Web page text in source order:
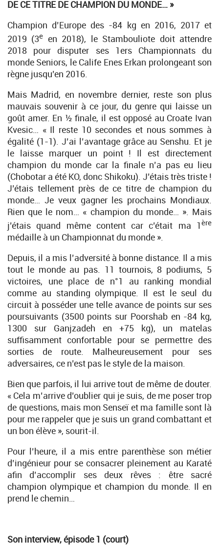
DE CE TITRE DE CHAMPION DU MONDE… »
Champion d’Europe des -84 kg en 2016, 2017 et
2019 (3e en 2018), le Stambouliote doit attendre
2018 pour disputer ses 1ers Championnats du
monde Seniors, le Calife Enes Erkan prolongeant son
règne jusqu’en 2016.
Mais Madrid, en novembre dernier, reste son plus
mauvais souvenir à ce jour, du genre qui laisse un
goût amer. En ½ finale, il est opposé au Croate Ivan
Kvesic… « Il reste 10 secondes et nous sommes à
égalité (1-1). J’ai l’avantage grâce au Senshu. Et je
le laisse marquer un point ! Il est directement
champion du monde car la finale n’a pas eu lieu
(Chobotar a été KO, donc Shikoku). J’étais très triste !
J’étais tellement près de ce titre de champion du
monde… Je veux gagner les prochains Mondiaux.
Rien que le nom… « champion du monde… ». Mais
j’étais quand même content car c’était ma 1ère
médaille à un Championnat du monde ».
Depuis, il a mis l’adversité à bonne distance. Il a mis
tout le monde au pas. 11 tournois, 8 podiums, 5
victoires, une place de n°1 au ranking mondial
comme au standing olympique. Il est le seul du
circuit à posséder une telle avance de points sur ses
poursuivants (3500 points sur Poorshab en -84 kg,
1300 sur Ganjzadeh en +75 kg), un matelas
suffisamment confortable pour se permettre des
sorties de route. Malheureusement pour ses
adversaires, ce n’est pas le style de la maison.
Bien que parfois, il lui arrive tout de même de douter.
« Cela m’arrive d’oublier qui je suis, de me poser trop
de questions, mais mon Senseï et ma famille sont là
pour me rappeler que je suis un grand combattant et
un bon élève », sourit-il.
Pour l’heure, il a mis entre parenthèse son métier
d’ingénieur pour se consacrer pleinement au Karaté
afin d’accomplir ses deux rêves : être sacré
champion olympique et champion du monde. Il en
prend le chemin…
Son interview, épisode 1 (court)